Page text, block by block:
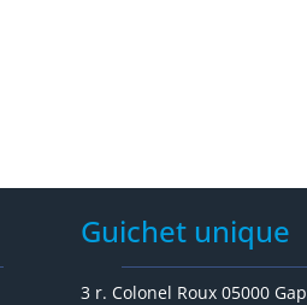
Guichet unique
3 r. Colonel Roux 05000 Gap